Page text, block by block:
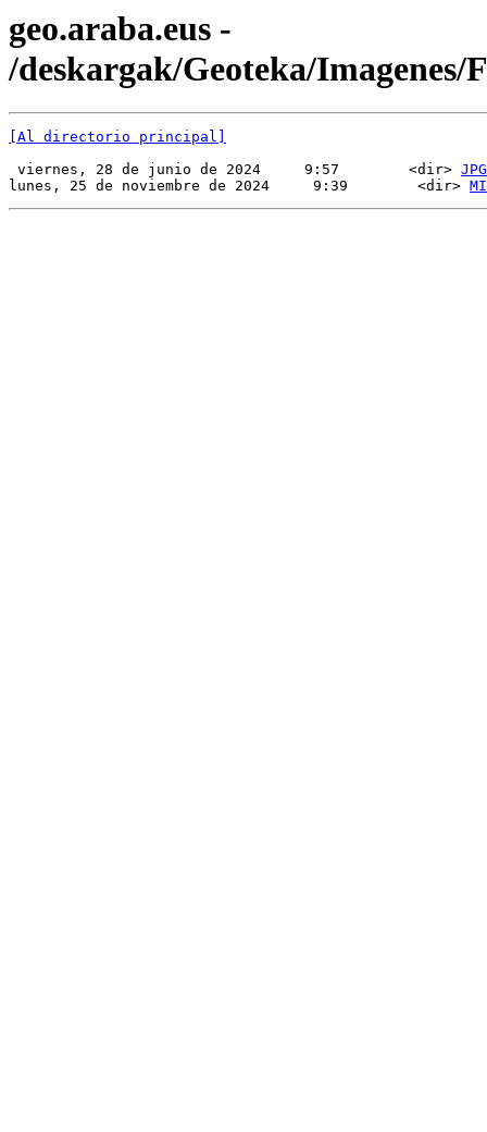
geo.araba.eus -
/deskargak/Geoteka/Imagenes/
[Al directorio principal]
viernes, 28 de junio de 2024     9:57        <dir> JPG
lunes, 25 de noviembre de 2024     9:39        <dir>